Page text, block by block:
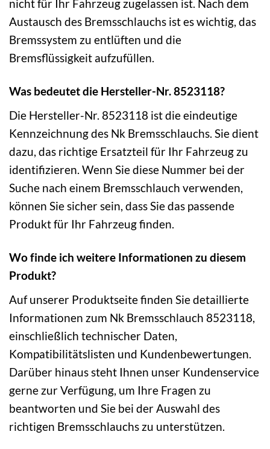
nicht für Ihr Fahrzeug zugelassen ist. Nach dem
Austausch des Bremsschlauchs ist es wichtig, das
Bremssystem zu entlüften und die
Bremsflüssigkeit aufzufüllen.
Was bedeutet die Hersteller-Nr. 8523118?
Die Hersteller-Nr. 8523118 ist die eindeutige
Kennzeichnung des Nk Bremsschlauchs. Sie dient
dazu, das richtige Ersatzteil für Ihr Fahrzeug zu
identifizieren. Wenn Sie diese Nummer bei der
Suche nach einem Bremsschlauch verwenden,
können Sie sicher sein, dass Sie das passende
Produkt für Ihr Fahrzeug finden.
Wo finde ich weitere Informationen zu diesem
Produkt?
Auf unserer Produktseite finden Sie detaillierte
Informationen zum Nk Bremsschlauch 8523118,
einschließlich technischer Daten,
Kompatibilitätslisten und Kundenbewertungen.
Darüber hinaus steht Ihnen unser Kundenservice
gerne zur Verfügung, um Ihre Fragen zu
beantworten und Sie bei der Auswahl des
richtigen Bremsschlauchs zu unterstützen.